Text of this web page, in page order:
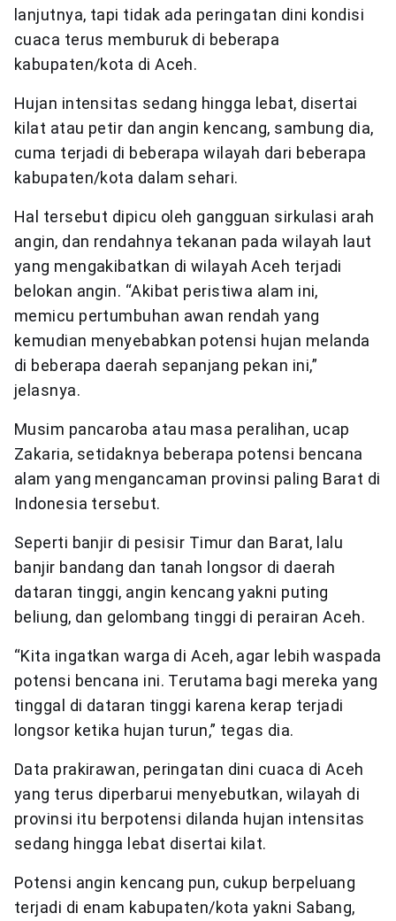
lanjutnya, tapi tidak ada peringatan dini kondisi
cuaca terus memburuk di beberapa
kabupaten/kota di Aceh.
Hujan intensitas sedang hingga lebat, disertai
kilat atau petir dan angin kencang, sambung dia,
cuma terjadi di beberapa wilayah dari beberapa
kabupaten/kota dalam sehari.
Hal tersebut dipicu oleh gangguan sirkulasi arah
angin, dan rendahnya tekanan pada wilayah laut
yang mengakibatkan di wilayah Aceh terjadi
belokan angin. “Akibat peristiwa alam ini,
memicu pertumbuhan awan rendah yang
kemudian menyebabkan potensi hujan melanda
di beberapa daerah sepanjang pekan ini,”
jelasnya.
Musim pancaroba atau masa peralihan, ucap
Zakaria, setidaknya beberapa potensi bencana
alam yang mengancaman provinsi paling Barat di
Indonesia tersebut.
Seperti banjir di pesisir Timur dan Barat, lalu
banjir bandang dan tanah longsor di daerah
dataran tinggi, angin kencang yakni puting
beliung, dan gelombang tinggi di perairan Aceh.
“Kita ingatkan warga di Aceh, agar lebih waspada
potensi bencana ini. Terutama bagi mereka yang
tinggal di dataran tinggi karena kerap terjadi
longsor ketika hujan turun,” tegas dia.
Data prakirawan, peringatan dini cuaca di Aceh
yang terus diperbarui menyebutkan, wilayah di
provinsi itu berpotensi dilanda hujan intensitas
sedang hingga lebat disertai kilat.
Potensi angin kencang pun, cukup berpeluang
terjadi di enam kabupaten/kota yakni Sabang,